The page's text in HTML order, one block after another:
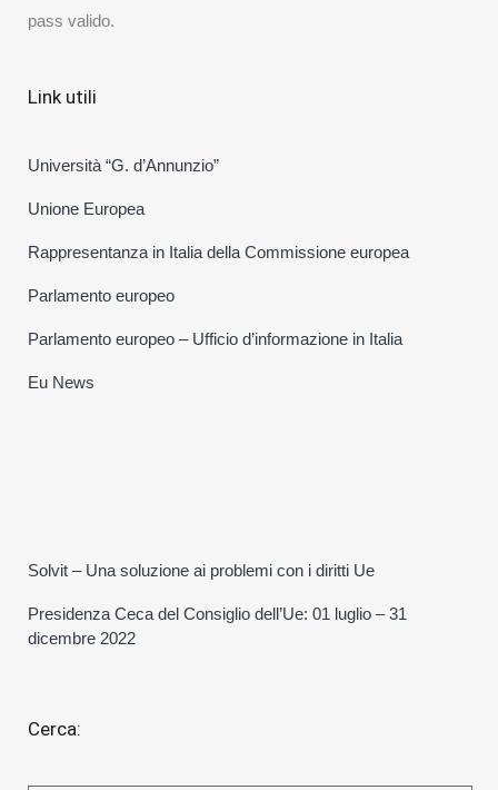
pass valido.
Link utili
Università “G. d’Annunzio”
Unione Europea
Rappresentanza in Italia della Commissione europea
Parlamento europeo
Parlamento europeo – Ufficio d’informazione in Italia
Eu News
Solvit – Una soluzione ai problemi con i diritti Ue
Presidenza Ceca del Consiglio dell’Ue: 01 luglio – 31
dicembre 2022
Cerca: